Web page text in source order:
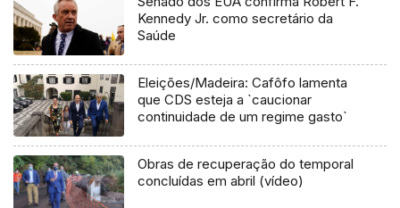
Kennedy Jr. como secretário da
Saúde
Eleições/Madeira: Cafôfo lamenta
que CDS esteja a `caucionar
continuidade de um regime gasto`
Obras de recuperação do temporal
concluídas em abril (vídeo)